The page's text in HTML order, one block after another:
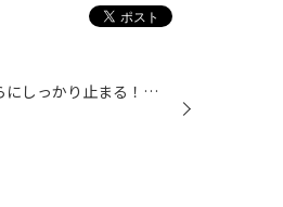
9月1日よりＶＲＸ2が発売されます！！ 今までのＶＲＸよりさらにしっかり止まる！さらにしっかり曲がる！だから安心感が違う！ これからスタッドレスを購入するんで在れば手に入りずらくなる前に予約なんていかがですか？ カタログも当店は用意して在ります。 検討中の方は是非、ご来店くださいね！...